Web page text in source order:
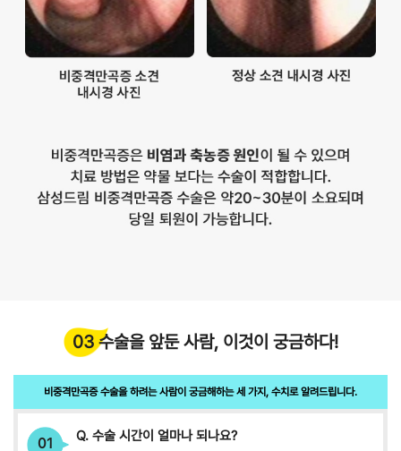
03 수술을 앞둔 사람, 이것이 궁금하다!
비중격만곡증 수술을 하려는 사람이 궁금해하는 세 가지, 수치로 알려드립니다.
01 Q. 수술 시간이 얼마나 되나요?